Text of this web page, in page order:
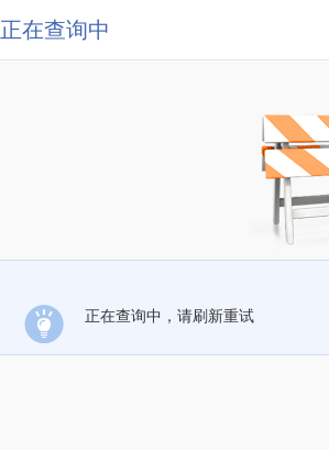
正在查询中
正在查询中，请刷新重试